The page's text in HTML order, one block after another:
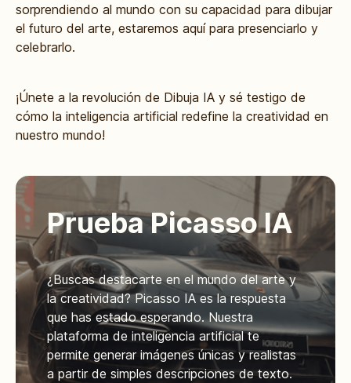
sorprendiendo al mundo con su capacidad para dibujar
el futuro del arte, estaremos aquí para presenciarlo y
celebrarlo.
¡Únete a la revolución de Dibuja IA y sé testigo de
cómo la inteligencia artificial redefine la creatividad en
nuestro mundo!
Prueba Picasso IA
¿Buscas destacarte en el mundo del arte y
la creatividad? Picasso IA es la respuesta
que has estado esperando. Nuestra
plataforma de inteligencia artificial te
permite generar imágenes únicas y realistas
a partir de simples descripciones de texto.